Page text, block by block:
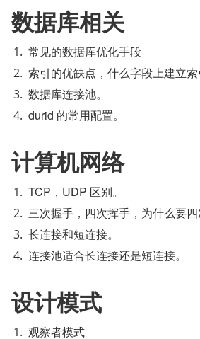
数据库相关
常见的数据库优化手段
索引的优缺点，什么字段上建立索
数据库连接池。
durid 的常用配置。
计算机网络
TCP，UDP 区别。
三次握手，四次挥手，为什么要四
长连接和短连接。
连接池适合长连接还是短连接。
设计模式
观察者模式